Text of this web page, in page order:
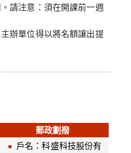
請注意：須在開課前一週
辦單位得以將名額讓出提
郵政劃撥
戶名：科盛科技股份有